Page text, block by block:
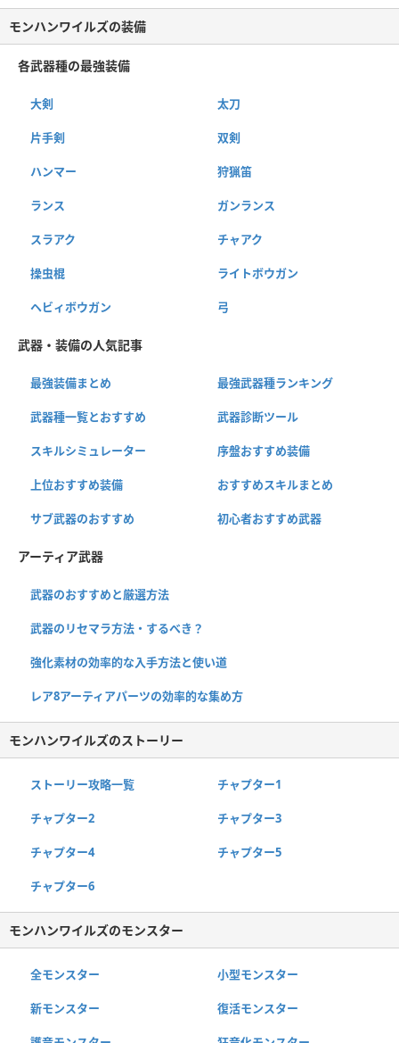
モンハンワイルズの装備
各武器種の最強装備
大剣 太刀
片手剣 双剣
ハンマー 狩猟笛
ランス ガンランス
スラアク チャアク
操虫棍 ライトボウガン
ヘビィボウガン 弓
武器・装備の人気記事
最強装備まとめ 最強武器種ランキング
武器種一覧とおすすめ 武器診断ツール
スキルシミュレーター 序盤おすすめ装備
上位おすすめ装備 おすすめスキルまとめ
サブ武器のおすすめ 初心者おすすめ武器
アーティア武器
武器のおすすめと厳選方法
武器のリセマラ方法・するべき？
強化素材の効率的な入手方法と使い道
レア8アーティアパーツの効率的な集め方
モンハンワイルズのストーリー
ストーリー攻略一覧 チャプター1
チャプター2 チャプター3
チャプター4 チャプター5
チャプター6
モンハンワイルズのモンスター
全モンスター 小型モンスター
新モンスター 復活モンスター